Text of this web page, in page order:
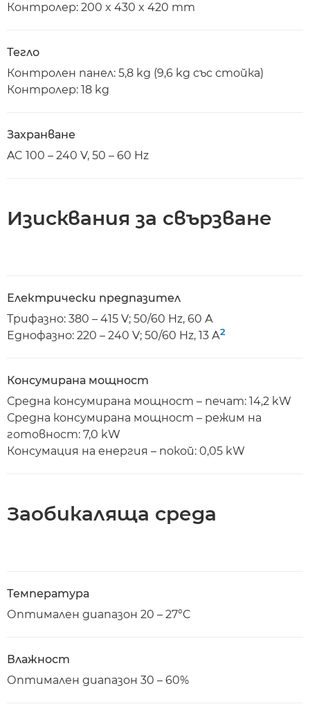
Контролер: 200 x 430 x 420 mm
Тегло
Контролен панел: 5,8 kg (9,6 kg със стойка)
Контролер: 18 kg
Захранване
AC 100 – 240 V, 50 – 60 Hz
Изисквания за свързване
Електрически предпазител
Трифазно: 380 – 415 V; 50/60 Hz, 60 А
Еднофазно: 220 – 240 V; 50/60 Hz, 13 А2
Консумирана мощност
Средна консумирана мощност – печат: 14,2 kW
Средна консумирана мощност – режим на
готовност: 7,0 kW
Консумация на енергия – покой: 0,05 kW
Заобикаляща среда
Температура
Оптимален диапазон 20 – 27°C
Влажност
Оптимален диапазон 30 – 60%